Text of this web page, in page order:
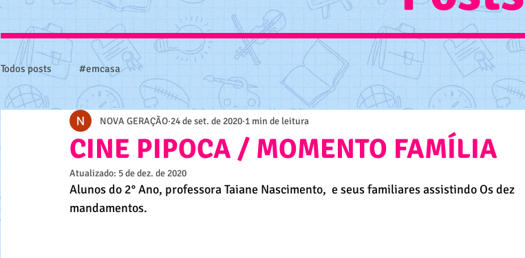
Todos posts #emcasa
CINE PIPOCA / MOMENTO FAMÍLIA
NOVA GERAÇÃO 24 de set. de 2020 1 min de leitura
Atualizado: 5 de dez. de 2020
Alunos do 2° Ano, professora Taiane Nascimento,  e seus familiares assistindo Os dez
mandamentos.